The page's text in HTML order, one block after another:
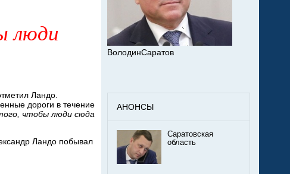
люди
Ландо.
дороги в течение
чтобы люди сюда
Ландо побывал
ВолодинСаратов
АНОНСЫ
Саратовская
область